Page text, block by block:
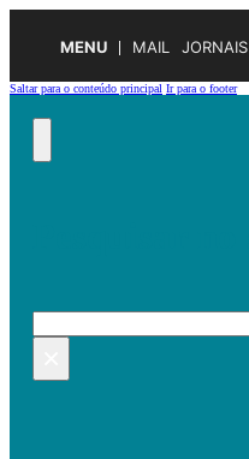
MENU MAIL JORNAIS
Saltar para o conteúdo principal Ir para o footer
Pesquisar